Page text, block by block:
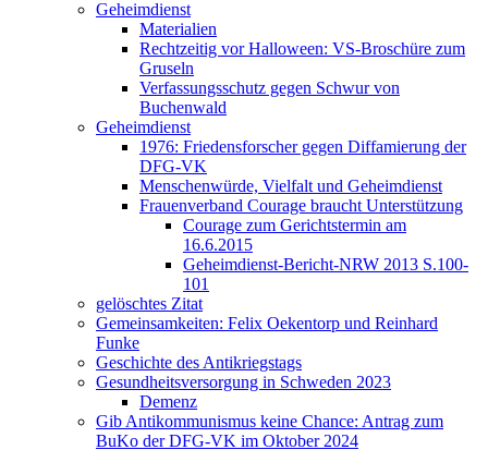
Geheimdienst
Materialien
Rechtzeitig vor Halloween: VS-Broschüre zum
Gruseln
Verfassungsschutz gegen Schwur von
Buchenwald
Geheimdienst
1976: Friedensforscher gegen Diffamierung der
DFG-VK
Menschenwürde, Vielfalt und Geheimdienst
Frauenverband Courage braucht Unterstützung
Courage zum Gerichtstermin am
16.6.2015
Geheimdienst-Bericht-NRW 2013 S.100-
101
gelöschtes Zitat
Gemeinsamkeiten: Felix Oekentorp und Reinhard
Funke
Geschichte des Antikriegstags
Gesundheitsversorgung in Schweden 2023
Demenz
Gib Antikommunismus keine Chance: Antrag zum
BuKo der DFG-VK im Oktober 2024